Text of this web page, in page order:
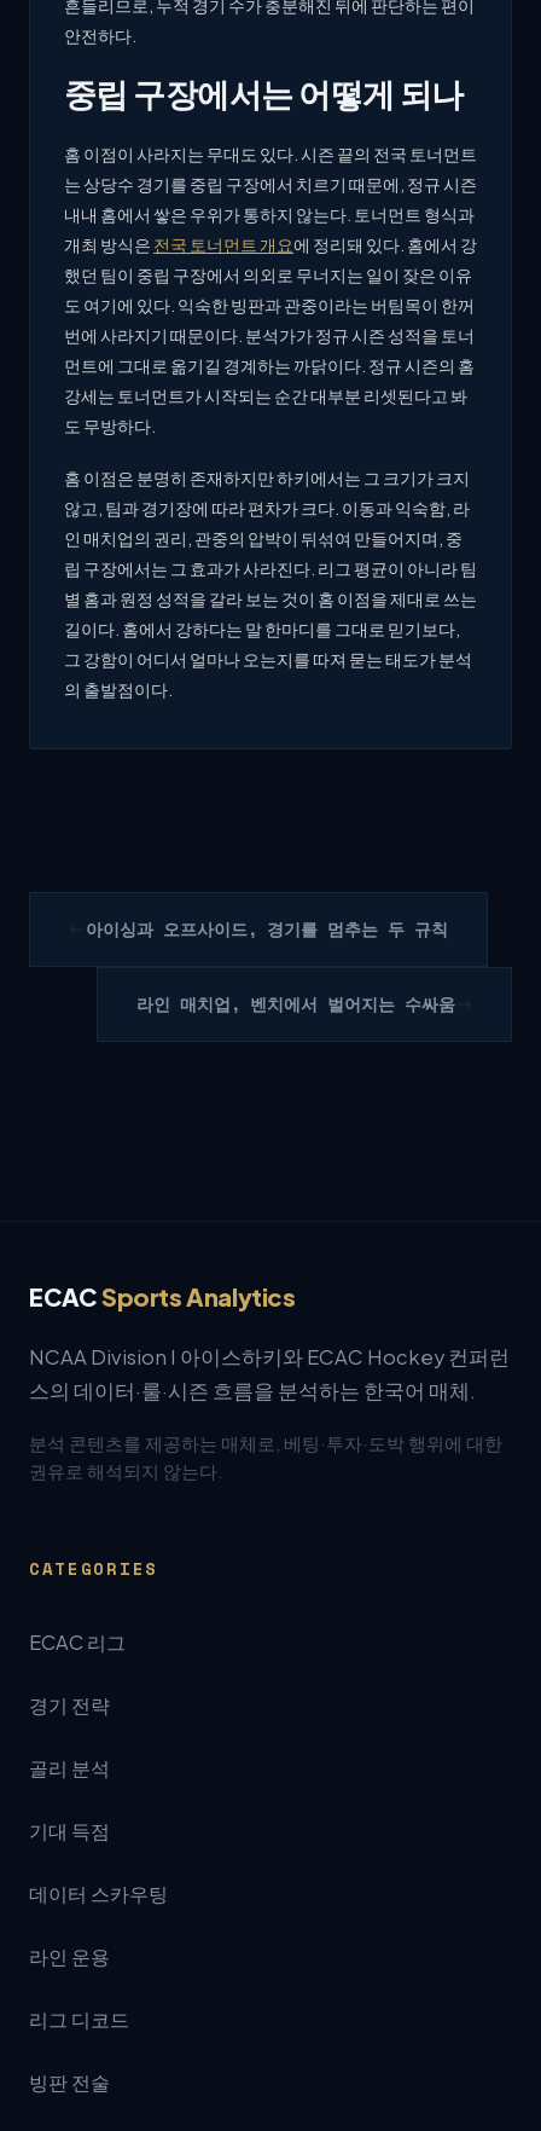
흔들리므로, 누적 경기 수가 충분해진 뒤에 판단하는 편이
안전하다.
중립 구장에서는 어떻게 되나
홈 이점이 사라지는 무대도 있다. 시즌 끝의 전국 토너먼트
는 상당수 경기를 중립 구장에서 치르기 때문에, 정규 시즌
내내 홈에서 쌓은 우위가 통하지 않는다. 토너먼트 형식과
개최 방식은 전국 토너먼트 개요에 정리돼 있다. 홈에서 강
했던 팀이 중립 구장에서 의외로 무너지는 일이 잦은 이유
도 여기에 있다. 익숙한 빙판과 관중이라는 버팀목이 한꺼
번에 사라지기 때문이다. 분석가가 정규 시즌 성적을 토너
먼트에 그대로 옮기길 경계하는 까닭이다. 정규 시즌의 홈
강세는 토너먼트가 시작되는 순간 대부분 리셋된다고 봐
도 무방하다.
홈 이점은 분명히 존재하지만 하키에서는 그 크기가 크지
않고, 팀과 경기장에 따라 편차가 크다. 이동과 익숙함, 라
인 매치업의 권리, 관중의 압박이 뒤섞여 만들어지며, 중
립 구장에서는 그 효과가 사라진다. 리그 평균이 아니라 팀
별 홈과 원정 성적을 갈라 보는 것이 홈 이점을 제대로 쓰는
길이다. 홈에서 강하다는 말 한마디를 그대로 믿기보다,
그 강함이 어디서 얼마나 오는지를 따져 묻는 태도가 분석
의 출발점이다.
아이싱과 오프사이드, 경기를 멈추는 두 규칙
라인 매치업, 벤치에서 벌어지는 수싸움
ECACSports Analytics
NCAA Division I 아이스하키와 ECAC Hockey 컨퍼런
스의 데이터·룰·시즌 흐름을 분석하는 한국어 매체.
분석 콘텐츠를 제공하는 매체로, 베팅·투자·도박 행위에 대한
권유로 해석되지 않는다.
CATEGORIES
ECAC 리그
경기 전략
골리 분석
기대 득점
데이터 스카우팅
라인 운용
리그 디코드
빙판 전술